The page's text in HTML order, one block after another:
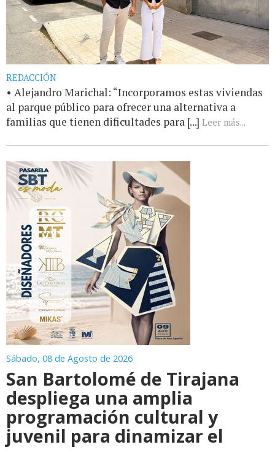
REDACCIÓN
• Alejandro Marichal: “Incorporamos estas viviendas
al parque público para ofrecer una alternativa a
familias que tienen dificultades para [...] Leer más...
Sábado, 08 de Agosto de 2026
San Bartolomé de Tirajana
despliega una amplia
programación cultural y
juvenil para dinamizar el